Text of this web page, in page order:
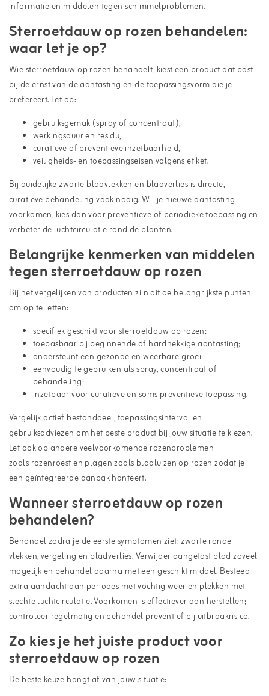
informatie en middelen tegen schimmelproblemen.
Sterroetdauw op rozen behandelen:
waar let je op?
Wie sterroetdauw op rozen behandelt, kiest een product dat past
bij de ernst van de aantasting en de toepassingsvorm die je
prefereert. Let op:
gebruiksgemak (spray of concentraat),
werkingsduur en residu,
curatieve of preventieve inzetbaarheid,
veiligheids- en toepassingseisen volgens etiket.
Bij duidelijke zwarte bladvlekken en bladverlies is directe,
curatieve behandeling vaak nodig. Wil je nieuwe aantasting
voorkomen, kies dan voor preventieve of periodieke toepassing en
verbeter de luchtcirculatie rond de planten.
Belangrijke kenmerken van middelen
tegen sterroetdauw op rozen
Bij het vergelijken van producten zijn dit de belangrijkste punten
om op te letten:
specifiek geschikt voor sterroetdauw op rozen;
toepasbaar bij beginnende of hardnekkige aantasting;
ondersteunt een gezonde en weerbare groei;
eenvoudig te gebruiken als spray, concentraat of
behandeling;
inzetbaar voor curatieve en soms preventieve toepassing.
Vergelijk actief bestanddeel, toepassingsinterval en
gebruiksadviezen om het beste product bij jouw situatie te kiezen.
Let ook op andere veelvoorkomende rozenproblemen
zoals rozenroesten plagen zoals bladluizen op rozen zodat je
een geïntegreerde aanpak hanteert.
Wanneer sterroetdauw op rozen
behandelen?
Behandel zodra je de eerste symptomen ziet: zwarte ronde
vlekken, vergeling en bladverlies. Verwijder aangetast blad zoveel
mogelijk en behandel daarna met een geschikt middel. Besteed
extra aandacht aan periodes met vochtig weer en plekken met
slechte luchtcirculatie. Voorkomen is effectiever dan herstellen;
controleer regelmatig en behandel preventief bij uitbraakrisico.
Zo kies je het juiste product voor
sterroetdauw op rozen
De beste keuze hangt af van jouw situatie: